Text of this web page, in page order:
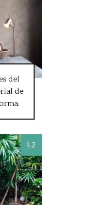
del
de
4.2